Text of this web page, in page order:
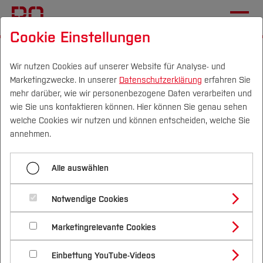
Campus Personen DE|EN Quicklinks
Studium
Studienangebote
Bachelorstudiengänge
Masterstudiengänge
Vor dem Studium
Bewerben & Einschreiben
Bewerbungsportal
Im Studium
Studienbüros und Prüfungen
Nach dem Studium
Forschung & Transfer
Profil
Forschungs- und Transferprofil
Schwerpunkte (FuT)
Beratung & Förderung
Nachhaltigkeit
Nachhaltigkeit studieren
International
Bewerben & Einschreiben
Menü aufklappen
Übersicht Studiengänge
Bewerbungsportal
Unterlagen zur Einschreibung
Numerus Clausus
Unbedingt beachten:
Elektronisches Meldeverfahren
der Krankenkassen // OHNE
DIESES IST KEINE
Cookie Einstellungen
Wir nutzen Cookies auf unserer Website für Analyse- und
Marketingzwecke. In unserer Datenschutzerklärung erfahren Sie
mehr darüber, wie wir personenbezogene Daten verarbeiten und
wie Sie uns kontaktieren können. Hier können Sie genau sehen
welche Cookies wir nutzen und können entscheiden, welche Sie
annehmen.
Alle auswählen
Notwendige Cookies
Marketingrelevante Cookies
Einbettung YouTube-Videos